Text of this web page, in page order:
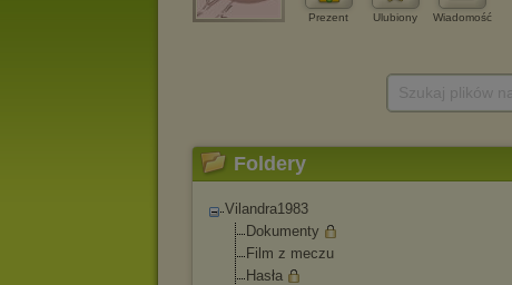
Prezent Ulubiony Wiadomość
Foldery
Vilandra1983
Dokumenty
Film z meczu
Hasła